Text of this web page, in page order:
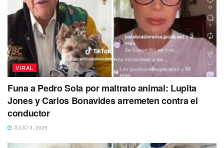
VIRAL
Funa a Pedro Sola por maltrato animal: Lupita
Jones y Carlos Bonavides arremeten contra el
conductor
JULIO 9, 2026